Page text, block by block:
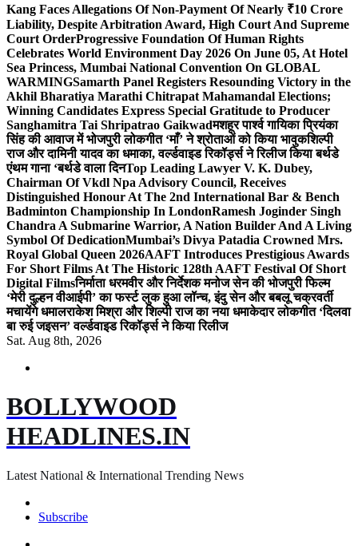
Kang Faces Allegations Of Non-Payment Of Nearly ₹10 Crore
Liability, Despite Arbitration Award, High Court And Supreme
Court OrderProgressive Foundation Of Human Rights
Celebrates World Environment Day 2026 On June 05, At Hotel
Sea Princess, Mumbai National Convention On GLOBAL
WARMINGSamarth Panel Registers Resounding Victory in the
Akhil Bharatiya Marathi Chitrapat Mahamandal Elections;
Winning Candidates Express Special Gratitude to Producer
Sanghamitra Tai Shripatrao Gaikwadमशहूर पार्श्व गायिका प्रियंका
सिंह की आवाज में भोजपुरी लोकगीत ‘माँ’ ने श्रोताओं को किया भावुकशिल्पी
राज और दामिनी यादव का धमाका, वर्ल्डवाइड रिकॉर्ड्स ने रिलीज किया बर्थडे
एंथम गाना ‘बर्थडे वाला दिनTop Leading Lawyer V. K. Dubey,
Chairman Of Vkdl Npa Advisory Council, Receives
Distinguished Honour At The 2nd International Bar & Bench
Badminton Championship In LondonRamesh Joginder Singh
Chandra A Submarine Warrior, A Nation Builder And A Living
Symbol Of DedicationMumbai’s Divya Patadia Crowned Mrs.
Royal Global Queen 2026AAFT Introduces Prestigious Awards
For Short Films At The Historic 128th AAFT Festival Of Short
Digital Filmsनिर्माता धरमवीर और निर्देशक मनोज सेन की भोजपुरी फिल्म
‘मेरी दुल्हन वीआईपी’ का फर्स्ट लुक हुआ लॉन्च, इंदु सेन और बबलू चक्रवर्ती
मचायेंगे धमालराकेश मिश्रा और शिल्पी राज का नया धमाकेदार लोकगीत ‘दिलवा
बा रुई जइसन’ वर्ल्डवाइड रिकॉर्ड्स ने किया रिलीज
Sat. Aug 8th, 2026
BOLLYWOOD
HEADLINES.IN
Latest National & International Trending News
Subscribe